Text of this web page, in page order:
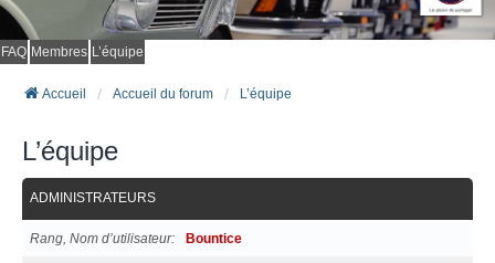
FAQ Membres L’équipe
Accueil Accueil du forum L’équipe
L’équipe
ADMINISTRATEURS
Rang, Nom d’utilisateur Bountice